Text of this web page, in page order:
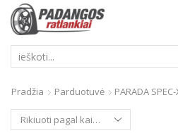
Pradžia Parduotuvė
PARADA